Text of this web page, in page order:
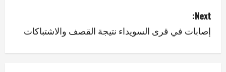
t
n
Next:
إصابات في قرى السويداء نتيجة القصف والاشتباكات